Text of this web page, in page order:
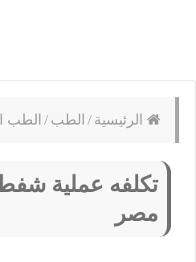
الرئيسية / الطب / الطب
تكلفه عملية
مصر